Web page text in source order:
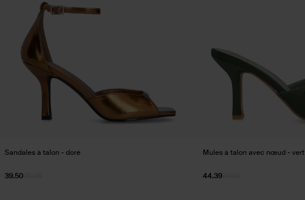
Sandales à talon - doré
39.50
Mules à talon avec nœud - vert
74.00
44.39